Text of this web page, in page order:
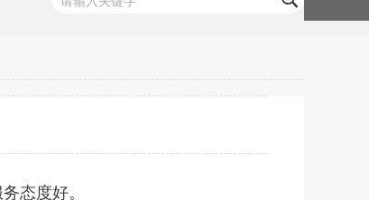
态度好。